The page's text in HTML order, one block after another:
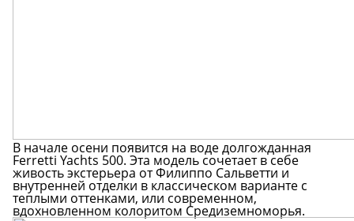
В начале осени появится на воде долгожданная
Ferretti Yachts 500. Эта модель сочетает в себе
живость экстерьера от Филиппо Сальветти и
внутренней отделки в классическом варианте с
теплыми оттенками, или современном,
вдохновленном колоритом Средиземноморья.